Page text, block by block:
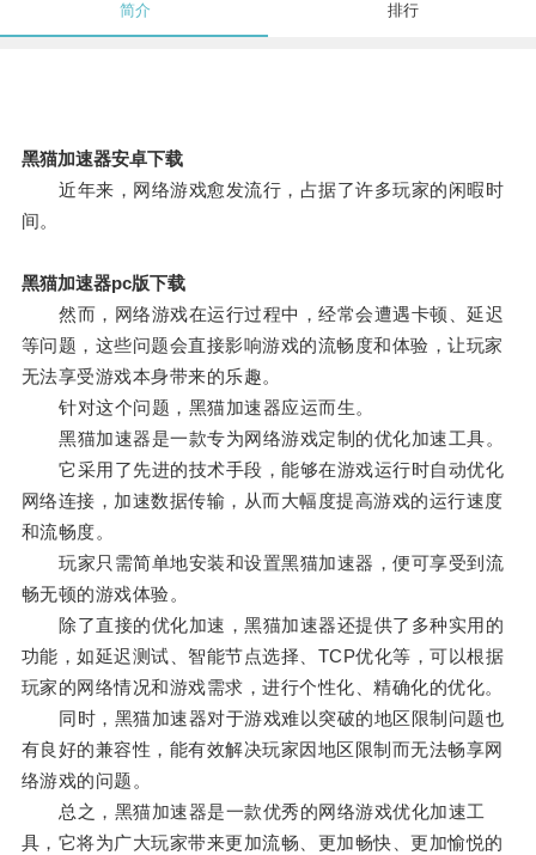
简介 排行
黑猫加速器安卓下载
近年来，网络游戏愈发流行，占据了许多玩家的闲暇时
间。
黑猫加速器pc版下载
然而，网络游戏在运行过程中，经常会遭遇卡顿、延迟
等问题，这些问题会直接影响游戏的流畅度和体验，让玩家
无法享受游戏本身带来的乐趣。
针对这个问题，黑猫加速器应运而生。
黑猫加速器是一款专为网络游戏定制的优化加速工具。
它采用了先进的技术手段，能够在游戏运行时自动优化
网络连接，加速数据传输，从而大幅度提高游戏的运行速度
和流畅度。
玩家只需简单地安装和设置黑猫加速器，便可享受到流
畅无顿的游戏体验。
除了直接的优化加速，黑猫加速器还提供了多种实用的
功能，如延迟测试、智能节点选择、TCP优化等，可以根据
玩家的网络情况和游戏需求，进行个性化、精确化的优化。
同时，黑猫加速器对于游戏难以突破的地区限制问题也
有良好的兼容性，能有效解决玩家因地区限制而无法畅享网
络游戏的问题。
总之，黑猫加速器是一款优秀的网络游戏优化加速工
具，它将为广大玩家带来更加流畅、更加畅快、更加愉悦的